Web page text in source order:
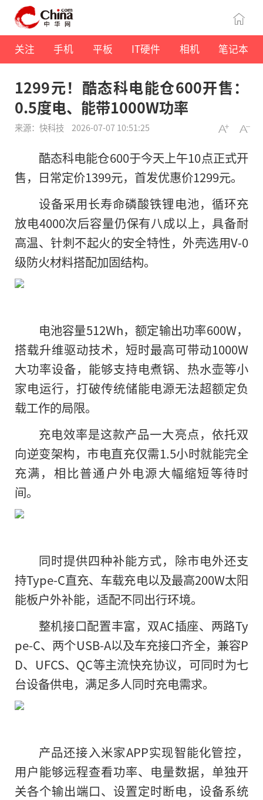
关注 手机 平板 IT硬件 相机 笔记本
1299元！酷态科电能仓600开售：
0.5度电、能带1000W功率
来源：快科技 2026-07-07 10:51:25
酷态科电能仓600于今天上午10点正式开
售，日常定价1399元，首发优惠价1299元。
设备采用长寿命磷酸铁锂电池，循环充
放电4000次后容量仍保有八成以上，具备耐
高温、针刺不起火的安全特性，外壳选用V-0
级防火材料搭配加固结构。
电池容量512Wh，额定输出功率600W，
搭载升维驱动技术，短时最高可带动1000W
大功率设备，能够支持电煮锅、热水壶等小
家电运行，打破传统储能电源无法超额定负
载工作的局限。
充电效率是这款产品一大亮点，依托双
向逆变架构，市电直充仅需1.5小时就能完全
充满，相比普通户外电源大幅缩短等待时
间。
同时提供四种补能方式，除市电外还支
持Type-C直充、车载充电以及最高200W太阳
能板户外补能，适配不同出行环境。
整机接口配置丰富，双AC插座、两路Ty
pe-C、两个USB-A以及车充接口齐全，兼容P
D、UFCS、QC等主流快充协议，可同时为七
台设备供电，满足多人同时充电需求。
产品还接入米家APP实现智能化管控，
用户能够远程查看功率、电量数据，单独开
关各个输出端口、设置定时断电，设备系统